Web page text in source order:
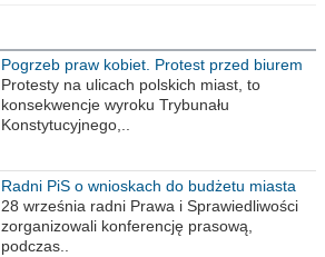
Pogrzeb praw kobiet. Protest przed biurem
poselskim PiS
Protesty na ulicach polskich miast, to
konsekwencje wyroku Trybunału
Konstytucyjnego,..
Radni PiS o wnioskach do budżetu miasta
na 2021 rok
28 września radni Prawa i Sprawiedliwości
zorganizowali konferencję prasową,
podczas..